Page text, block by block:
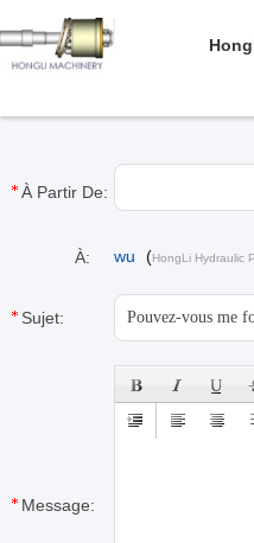
À Partir De:
À: wu (HongLi Hydraulic
Sujet:
Message: